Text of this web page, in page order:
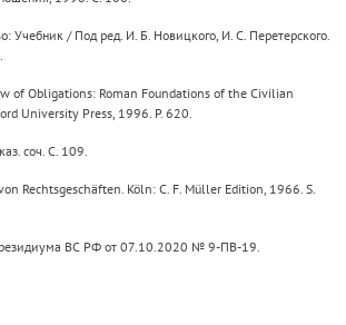
Учебник / Под ред. И. Б. Новицкого, И. С. Перетерского.
of Obligations: Roman Foundations of the Civilian
University Press, 1996. P. 620.
соч. С. 109.
Rechtsgeschäften. Köln: C. F. Müller Edition, 1966. S.
ВС РФ от 07.10.2020 № 9-ПВ-19.